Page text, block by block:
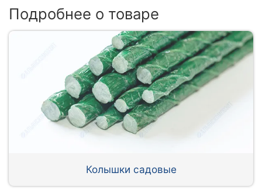
Подробнее о товаре
Колышки садовые